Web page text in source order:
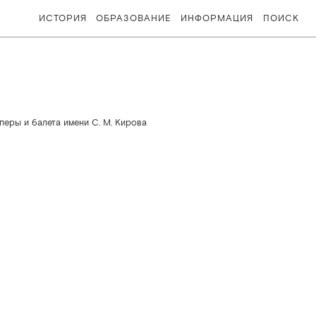
ИСТОРИЯ ОБРАЗОВАНИЕ ИНФОРМАЦИЯ ПОИСК